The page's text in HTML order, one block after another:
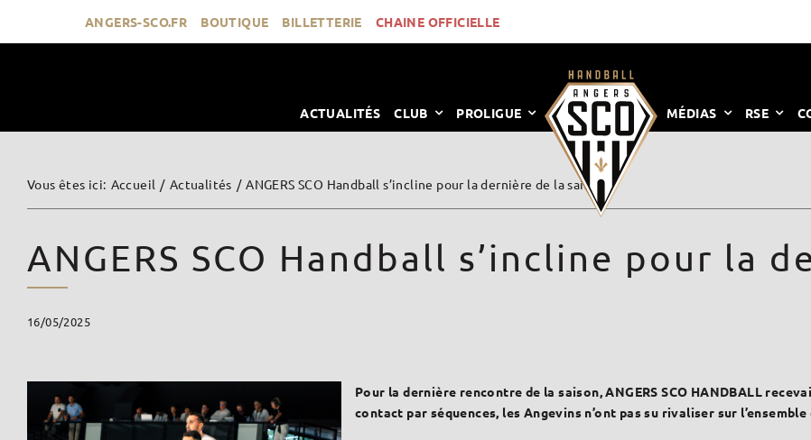
ANGERS-SCO.FR BOUTIQUE BILLETTERIE CHAINE OFFICIELLE
ACTUALITÉS CLUB PROLIGUE MÉDIAS RSE
Vous êtes ici: Accueil / Actualités / ANGERS SCO Handball s’incline pour la dernière de la saison
ANGERS SCO Handball s’incline pour la
16/05/2025
Pour la dernière rencontre de la saison, ANGERS SCO HANDBALL
contact par séquences, les Angevins n’ont pas su rivaliser sur